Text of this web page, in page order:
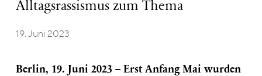
ernst
CLAIM
Kampagne
Alltagsrassismus zum Thema
19. Juni 2023
Berlin, 19. Juni 2023 – Erst Anfang Mai wurden